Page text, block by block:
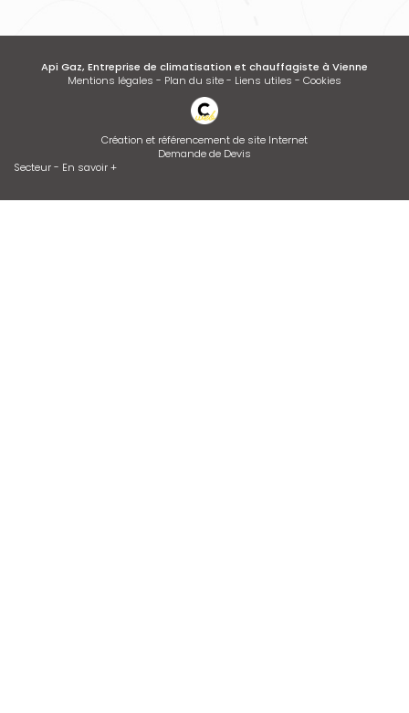
Api Gaz, Entreprise de climatisation et chauffagiste à Vienne
Mentions légales - Plan du site- Liens utiles - Cookies
Création et référencement de site Internet
Demande de Devis
Secteur- En savoir +